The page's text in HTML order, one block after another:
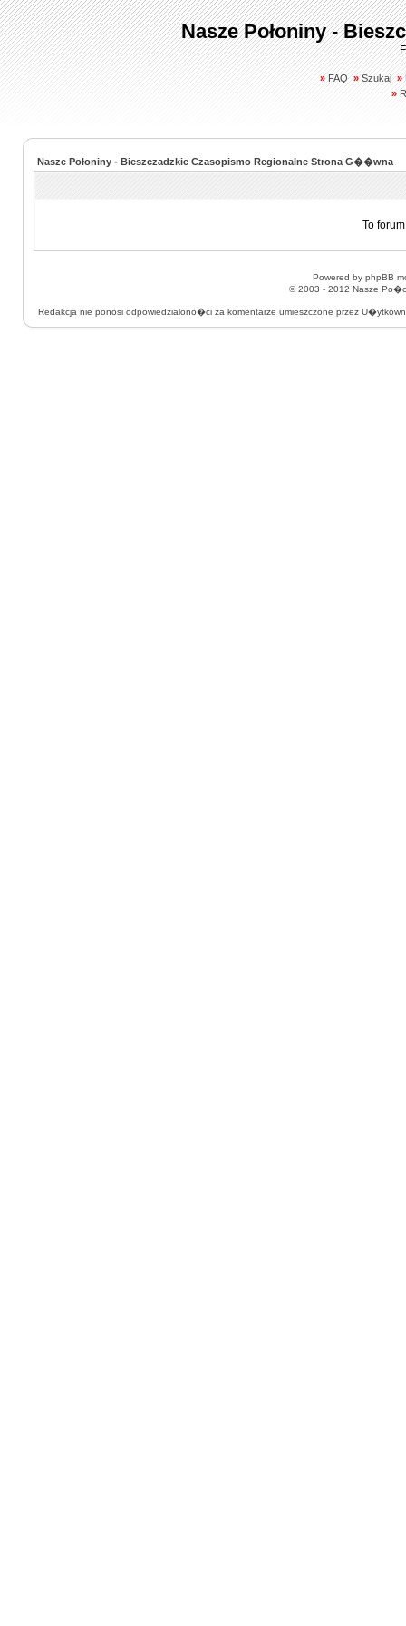
Nasze Połoniny -
» FAQ » Szukaj »
»
Nasze Połoniny - Bieszczadzkie Czasopismo Regionalne Strona G��wna
To
Powered by phpBB
© 2003 - 2012 Nasze
Redakcja nie ponosi odpowiedzialono�ci za komentarze umieszczone przez